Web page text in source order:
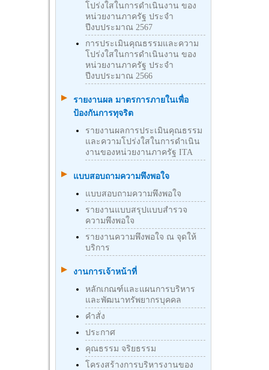
โปร่งใสในการดำเนินงาน ของ
หน่วยงานภาครัฐ ประจำ
ปีงบประมาณ 2567
การประเมินคุณธรรมและความ
โปร่งใสในการดำเนินงาน ของ
หน่วยงานภาครัฐ ประจำ
ปีงบประมาณ 2566
รายงานผล มาตรการภายในเพื่อ
ป้องกันการทุจริต
รายงานผลการประเมินคุณธรรม
และความโปร่งใสในการดำเนิน
งานของหน่วยงานภาครัฐ ITA
แบบสอบถามความพึงพอใจ
แบบสอบถามความพึงพอใจ
รายงานแบบสรุปแบบสำรวจ
ความพึงพอใจ
รายงานความพึงพอใจ ณ จุดให้
บริการ
งานการเจ้าหน้าที่
หลักเกณฑ์และแผนการบริหาร
และพัฒนาทรัพยากรบุคคล
คำสั่ง
ประกาศ
คุณธรรม จริยธรรม
โครงสร้างการบริหารงานของ